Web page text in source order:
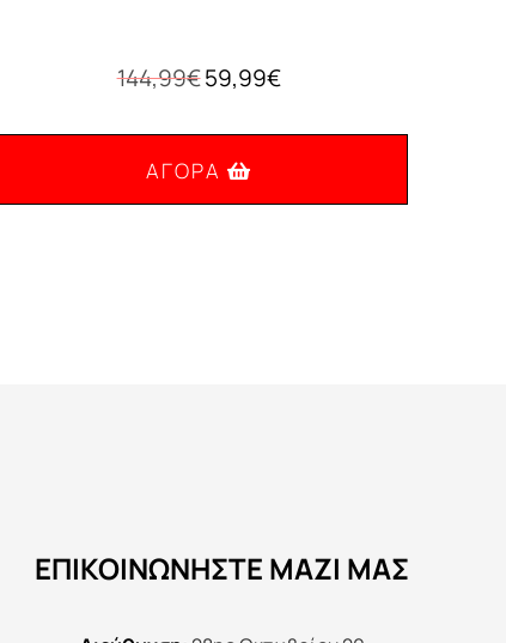
144,99€ Original
was:
144,99€.
59,99€Η
τιμή
ΑΓΟΡΆ
επιλεγούν
ΕΠΙΚΟΙΝΩΝΉΣΤΕ ΜΑΖΊ ΜΑΣ